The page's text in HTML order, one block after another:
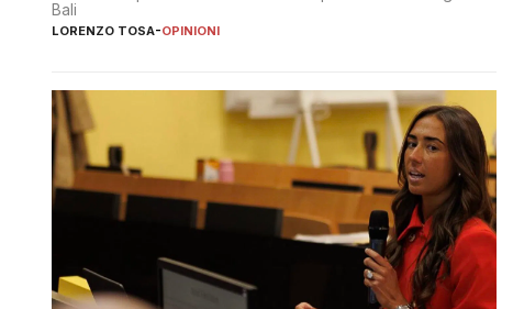
Bali
LORENZO TOSA-OPINIONI